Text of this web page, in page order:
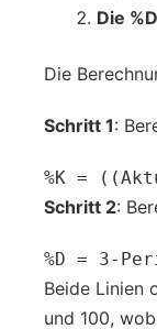
Die
Die
Schritt 1:
%K =
Schritt 2:
%D = 3-
Beide Linien
und 100,